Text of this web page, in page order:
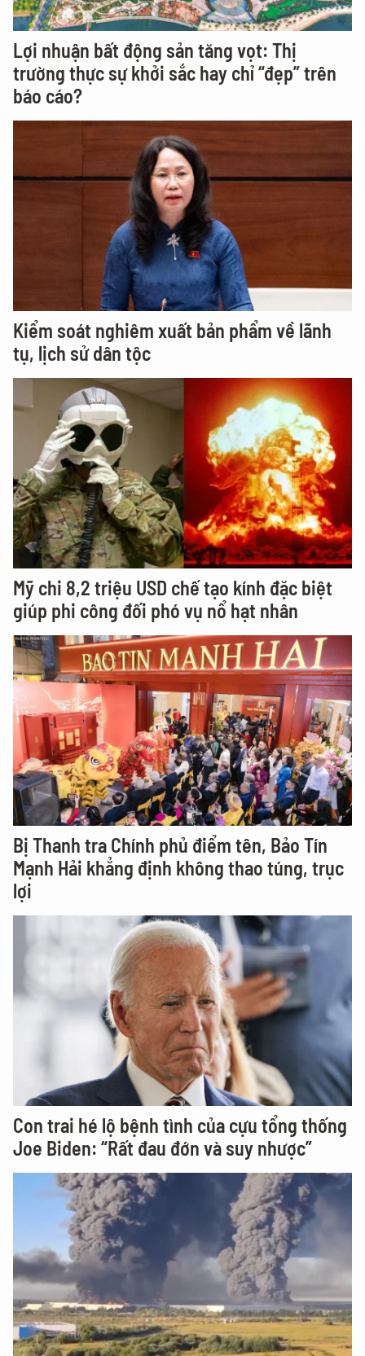
Lợi nhuận bất động sản tăng vọt: Thị
trường thực sự khởi sắc hay chỉ “đẹp” trên
báo cáo?
Kiểm soát nghiêm xuất bản phẩm về lãnh
tụ, lịch sử dân tộc
Mỹ chi 8,2 triệu USD chế tạo kính đặc biệt
giúp phi công đối phó vụ nổ hạt nhân
Bị Thanh tra Chính phủ điểm tên, Bảo Tín
Mạnh Hải khẳng định không thao túng, trục
lợi
Con trai hé lộ bệnh tình của cựu tổng thống
Joe Biden: “Rất đau đớn và suy nhược”